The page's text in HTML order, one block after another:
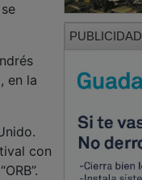
en la
con
PUBLICIDAD